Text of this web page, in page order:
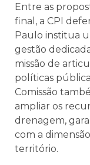
Entre as
final, a CPI
Paulo institua
gestão
missão de
políticas
Comissão
ampliar os
drenagem,
com a
território.